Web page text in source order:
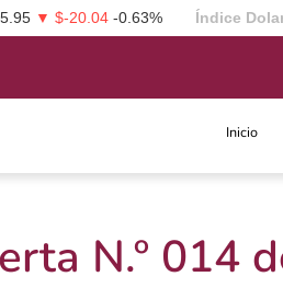
▼ $-20.04 -0.63% Índice
Inicio
N.º 014